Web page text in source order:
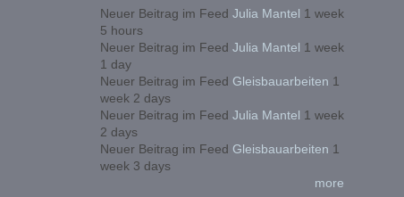
Neuer Beitrag im Feed Julia Mantel 1 week
5 hours
Neuer Beitrag im Feed Julia Mantel 1 week
1 day
Neuer Beitrag im Feed Gleisbauarbeiten 1
week 2 days
Neuer Beitrag im Feed Julia Mantel 1 week
2 days
Neuer Beitrag im Feed Gleisbauarbeiten 1
week 3 days
more